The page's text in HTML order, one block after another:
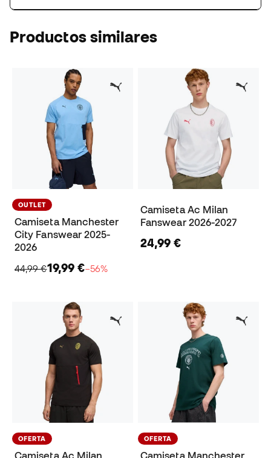
Productos similares
OUTLET
Camiseta Manchester
City Fanswear 2025-
2026
44,99 €19,99 €−56%
Camiseta Ac Milan
Fanswear 2026-2027
24,99 €
OFERTA
Camiseta Ac Milan
OFERTA
Camiseta Manchester